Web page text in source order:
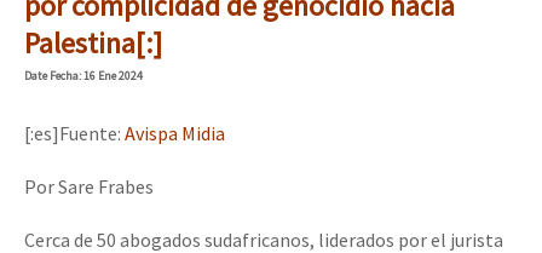
Palestina[:]
DateFecha: 16 Ene 2024
[:es]Fuente: Avispa Midia
Por Sare Frabes
Cerca de 50 abogados sudafricanos, liderados por el jurista